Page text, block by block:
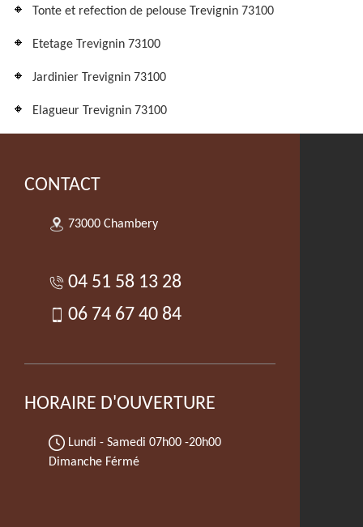
Tonte et refection de pelouse Trevignin 73100
Etetage Trevignin 73100
Jardinier Trevignin 73100
Elagueur Trevignin 73100
CONTACT
73000 Chambery
04 51 58 13 28
06 74 67 40 84
HORAIRE D'OUVERTURE
Lundi - Samedi 07h00 -20h00
Dimanche Férmé